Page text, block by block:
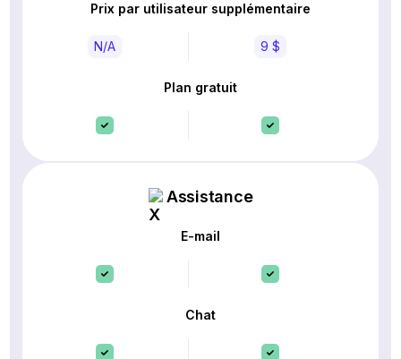
Prix par utilisateur supplémentaire
N/A 9 $
Plan gratuit
Assistance
E-mail
Chat